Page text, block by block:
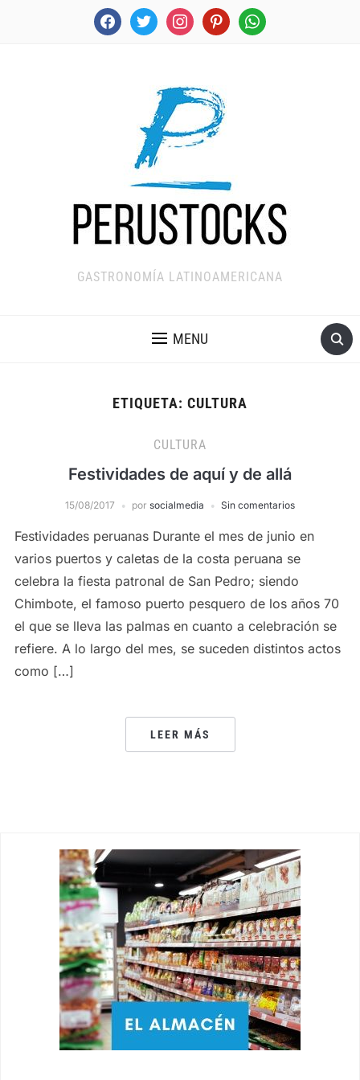
facebooktwitter instagrampinterestwhatsapp
GASTRONOMÍA LATINOAMERICANA
MENU
ETIQUETA: CULTURA
CULTURA
Festividades de aquí y de allá
15/08/2017 por socialmedia Sin comentarios
Festividades peruanas Durante el mes de junio en
varios puertos y caletas de la costa peruana se
celebra la fiesta patronal de San Pedro; siendo
Chimbote, el famoso puerto pesquero de los años 70
el que se lleva las palmas en cuanto a celebración se
refiere. A lo largo del mes, se suceden distintos actos
como […]
LEER MÁS